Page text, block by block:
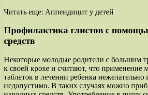
Читать еще: Аппендицит у детей
Профилактика глистов с
средств
Некоторые молодые родители с большим
к своей крохе и считают, что применение
таблеток в лечении ребенка нежелательно
недопустимо. В таких случаях можно